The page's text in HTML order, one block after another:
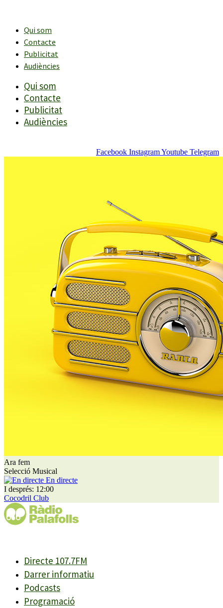
contingutQui som
Contacte
Publicitat
Audiències
Qui som
Contacte
Publicitat
Audiències
Facebook InstagramYoutube Telegram
Ara fem
Selecció Musical
En directe
I després: 12:00
Cocodril Club
Directe 107.7FM
Darrer informatiu
Podcasts
Programació